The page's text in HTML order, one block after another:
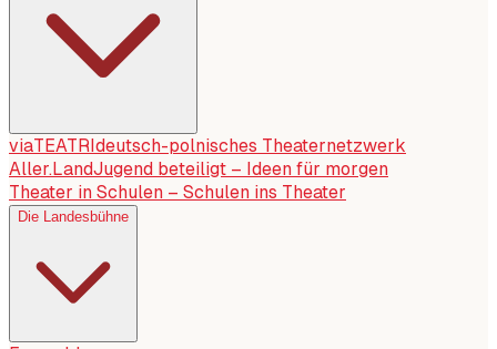
viaTEATRI deutsch-polnisches Theaternetzwerk
Aller.LandJugend beteiligt – Ideen für morgen
Theater in Schulen – Schulen ins Theater
Die Landesbühne